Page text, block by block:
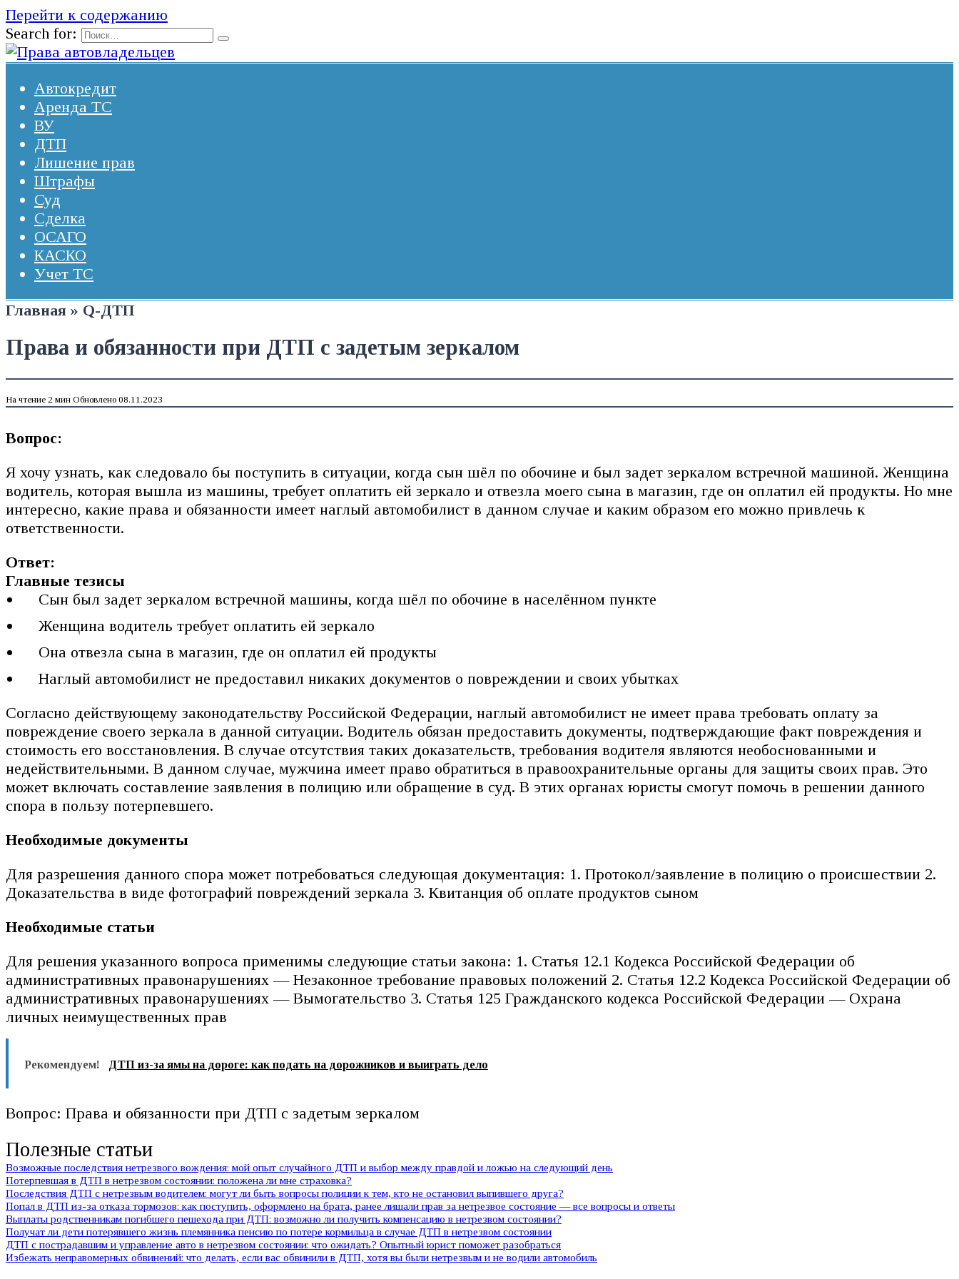
Перейти к содержанию
Search for:
Автокредит
Аренда ТС
ВУ
ДТП
Лишение прав
Штрафы
Суд
Сделка
ОСАГО
КАСКО
Учет ТС
Главная » Q-ДТП
Права и обязанности при ДТП с задетым зеркалом
На чтение 2 мин Обновлено 08.11.2023
Вопрос:
Я хочу узнать, как следовало бы поступить в ситуации, когда сын шёл по обочине и был задет зеркалом встречной машиной. Женщина
водитель, которая вышла из машины, требует оплатить ей зеркало и отвезла моего сына в магазин, где он оплатил ей продукты. Но мне
интересно, какие права и обязанности имеет наглый автомобилист в данном случае и каким образом его можно привлечь к
ответственности.
Ответ:
Главные тезисы
Сын был задет зеркалом встречной машины, когда шёл по обочине в населённом пункте
Женщина водитель требует оплатить ей зеркало
Она отвезла сына в магазин, где он оплатил ей продукты
Наглый автомобилист не предоставил никаких документов о повреждении и своих убытках
Согласно действующему законодательству Российской Федерации, наглый автомобилист не имеет права требовать оплату за
повреждение своего зеркала в данной ситуации. Водитель обязан предоставить документы, подтверждающие факт повреждения и
стоимость его восстановления. В случае отсутствия таких доказательств, требования водителя являются необоснованными и
недействительными. В данном случае, мужчина имеет право обратиться в правоохранительные органы для защиты своих прав. Это
может включать составление заявления в полицию или обращение в суд. В этих органах юристы смогут помочь в решении данного
спора в пользу потерпевшего.
Необходимые документы
Для разрешения данного спора может потребоваться следующая документация: 1. Протокол/заявление в полицию о происшествии 2.
Доказательства в виде фотографий повреждений зеркала 3. Квитанция об оплате продуктов сыном
Необходимые статьи
Для решения указанного вопроса применимы следующие статьи закона: 1. Статья 12.1 Кодекса Российской Федерации об
административных правонарушениях — Незаконное требование правовых положений 2. Статья 12.2 Кодекса Российской Федерации об
административных правонарушениях — Вымогательство 3. Статья 125 Гражданского кодекса Российской Федерации — Охрана
личных неимущественных прав
Рекомендуем! ДТП из-за ямы на дороге: как подать на дорожников и выиграть дело
Вопрос: Права и обязанности при ДТП с задетым зеркалом
Полезные статьи
Возможные последствия нетрезвого вождения: мой опыт случайного ДТП и выбор между правдой и ложью на следующий день
Потерпевшая в ДТП в нетрезвом состоянии: положена ли мне страховка?
Последствия ДТП с нетрезвым водителем: могут ли быть вопросы полиции к тем, кто не остановил выпившего друга?
Попал в ДТП из-за отказа тормозов: как поступить, оформлено на брата, ранее лишали прав за нетрезвое состояние — все вопросы и ответы
Выплаты родственникам погибшего пешехода при ДТП: возможно ли получить компенсацию в нетрезвом состоянии?
Получат ли дети потерявшего жизнь племянника пенсию по потере кормильца в случае ДТП в нетрезвом состоянии
ДТП с пострадавшим и управление авто в нетрезвом состоянии: что ожидать? Опытный юрист поможет разобраться
Избежать неправомерных обвинений: что делать, если вас обвинили в ДТП, хотя вы были нетрезвым и не водили автомобиль